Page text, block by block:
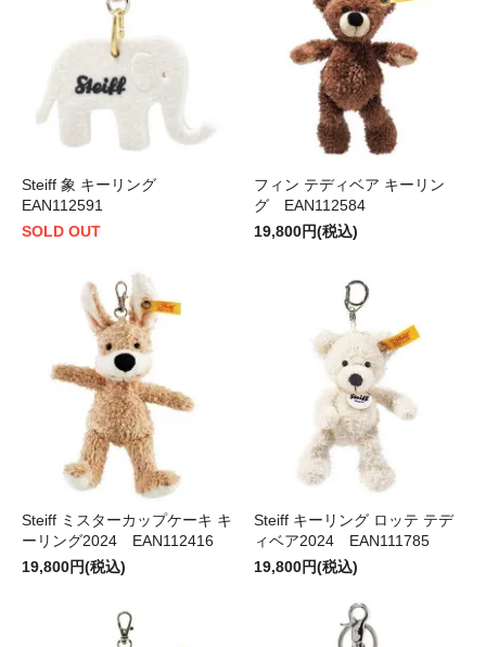
Steiff 象 キーリング
EAN112591
SOLD OUT
フィン テディベア キーリン
グ EAN112584
19,800円(税込)
Steiff ミスターカップケーキ キ
ーリング2024 EAN112416
19,800円(税込)
Steiff キーリング ロッテ テデ
ィベア2024 EAN111785
19,800円(税込)